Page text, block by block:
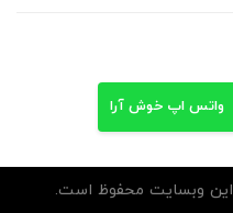
واتس اپ خوش آرا